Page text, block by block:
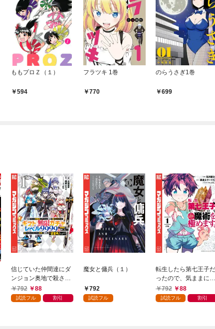
ももプロＺ（１）
594
フラツキ 1巻
770
のらうさぎ1巻
699
信じていた仲間達にダ
ンジョン奥地で殺され
かけたがギフト『無限
ガチャ』でレベル９９
792 88
試読フル 割引
魔女と傭兵（１）
792
試読フル
転生したら第七王子だ
ったので、気ままに魔
術を極めます（１）
792 88
試読フル 割引